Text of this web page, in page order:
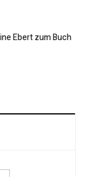
Ebert zum Buch